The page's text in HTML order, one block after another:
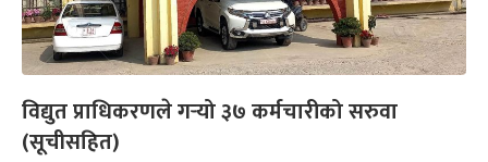
विद्युत प्राधिकरणले गर्‍यो ३७ कर्मचारीको सरुवा
(सूचीसहित)